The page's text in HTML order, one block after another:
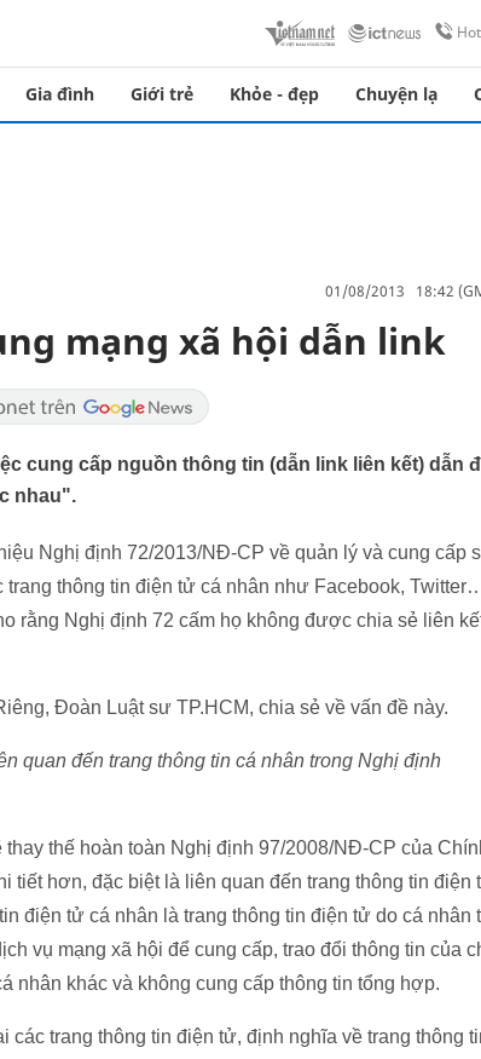
Gia đình Giới trẻ Khỏe - đẹp Chuyện lạ
01/08/2013 18:42
mạng xã hội dẫn link
cung cấp nguồn thông tin (dẫn link liên kết) dẫn
nhau".
Nghị định 72/2013/NĐ-CP về quản lý và cung cấp
trang thông tin điện tử cá nhân như Facebook,
rằng Nghị định 72 cấm họ không được chia sẻ liên
Đoàn Luật sư TP.HCM, chia sẻ về vấn đề này.
quan đến trang thông tin cá nhân trong Nghị định
thế hoàn toàn Nghị định 97/2008/NĐ-CP của
tiết hơn, đặc biệt là liên quan đến trang thông tin điện
điện tử cá nhân là trang thông tin điện tử do cá nhân
vụ mạng xã hội để cung cấp, trao đổi thông tin của
nhân khác và không cung cấp thông tin tổng hợp.
các trang thông tin điện tử, định nghĩa về trang thông